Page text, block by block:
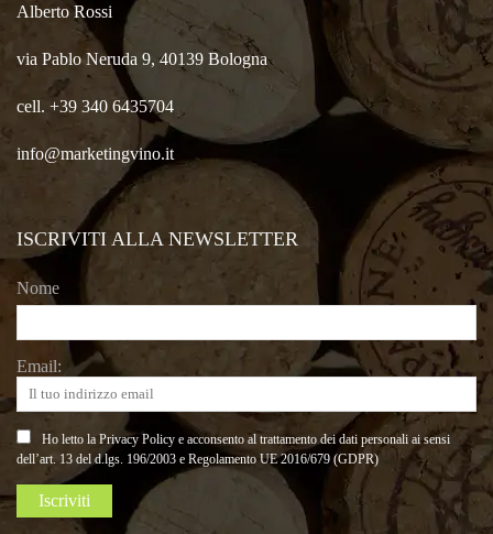
Alberto Rossi
via Pablo Neruda 9, 40139 Bologna
cell. +39 340 6435704
info@marketingvino.it
ISCRIVITI ALLA NEWSLETTER
Nome
Email:
Ho letto la Privacy Policy e acconsento al trattamento dei dati personali ai sensi
dell’art. 13 del d.lgs. 196/2003 e Regolamento UE 2016/679 (GDPR)